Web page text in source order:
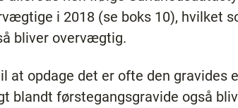
i 2018 (se boks 10), hvilket
bliver overvægtig.
at opdage det er ofte den gravides
blandt førstegangsgravide også